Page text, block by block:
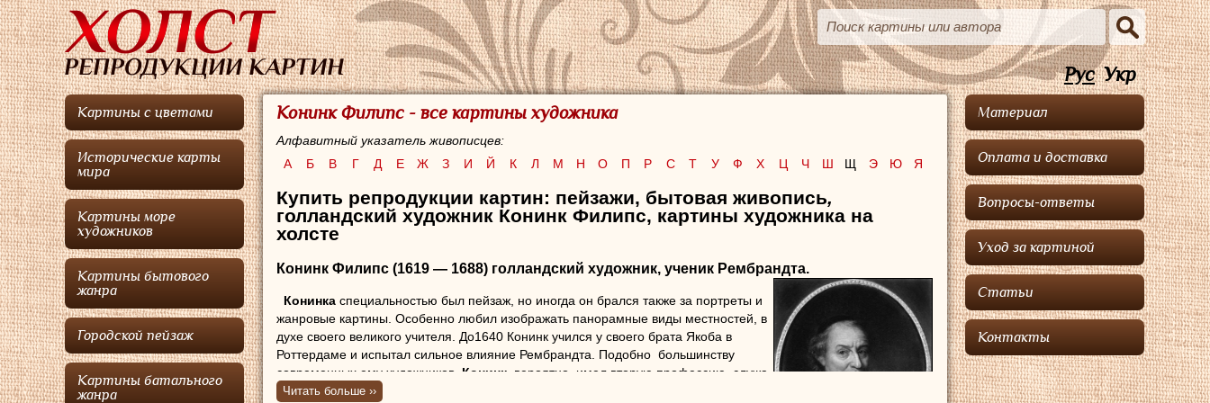
Рус Укр
Картины с цветами
Исторические карты
мира
Картины море
художников
Картины бытового
жанра
Городской пейзаж
Картины батального
жанра
Конинк Филипс - все картины художника
Алфавитный указатель живописцев:
А
Б В Г Д Е Ж З И Й К Л М Н О П Р С Т У Ф Х Ц Ч Ш Щ Э Ю Я
Купить репродукции картин: пейзажи, бытовая живопись,
голландский художник Конинк Филипс, картины художника на
холсте
Конинк Филипс (1619 — 1688) голландский художник, ученик Рембрандта.
Конинка специальностью был пейзаж, но иногда он брался также за портреты и
жанровые картины. Особенно любил изображать панорамные виды местностей, в
духе своего великого учителя. До1640 Конинк учился у своего брата Якоба в
Роттердаме и испытал сильное влияние Рембрандта. Подобно большинству
современных ему художников, Конинк , вероятно, имел вторую профессию, служа
навигатором между Амстердамом и Роттердамом.
Читать больше ››
Материал
Оплата и доставка
Вопросы-ответы
Уход за картиной
Статьи
Контакты